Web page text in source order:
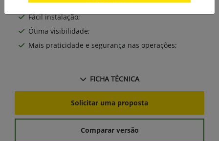
Durabilidade superior;
Fácil instalação;
Ótima visibilidade;
Mais praticidade e segurança nas operações;
FICHA TÉCNICA
Solicitar uma proposta
Comparar versão